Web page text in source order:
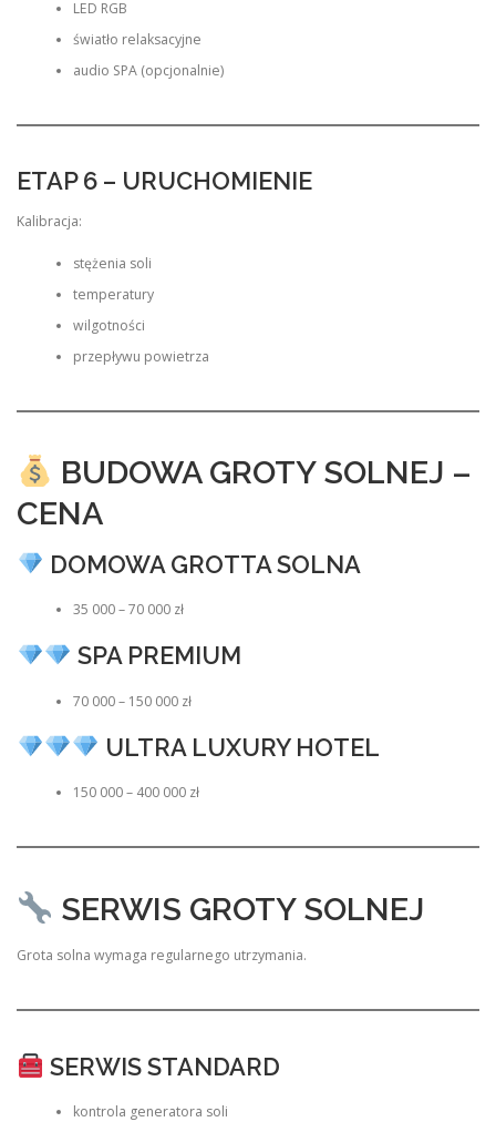
LED RGB
światło relaksacyjne
audio SPA (opcjonalnie)
ETAP 6 – URUCHOMIENIE
Kalibracja:
stężenia soli
temperatury
wilgotności
przepływu powietrza
BUDOWA GROTY SOLNEJ –
CENA
DOMOWA GROTTA SOLNA
35 000 – 70 000 zł
SPA PREMIUM
70 000 – 150 000 zł
ULTRA LUXURY HOTEL
150 000 – 400 000 zł
SERWIS GROTY SOLNEJ
Grota solna wymaga regularnego utrzymania.
SERWIS STANDARD
kontrola generatora soli